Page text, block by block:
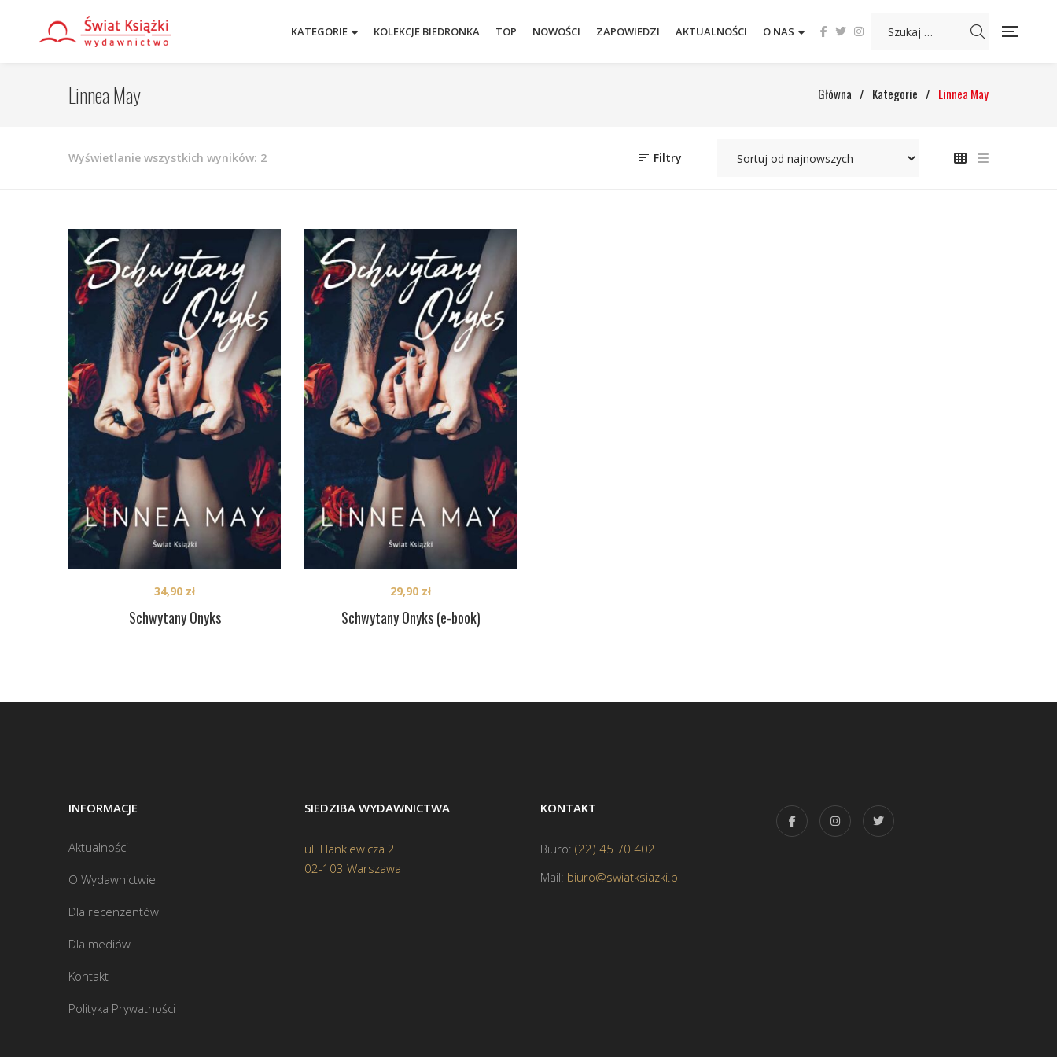
KATEGORIE KOLEKCJE BIEDRONKA TOP NOWOŚCI ZAPOWIEDZI AKTUALNOŚCI O NAS
Linnea May Główna / Kategorie / Linnea May
Wyświetlanie wszystkich wyników: 2Posortowane
Filtry
Schwytany Onyks
34,90 zł
Schwytany Onyks (e-book)
29,90 zł
INFORMACJE
Aktualności
O Wydawnictwie
Dla recenzentów
Dla mediów
Kontakt
Polityka Prywatności
SIEDZIBA WYDAWNICTWA
ul. Hankiewicza 2
02-103 Warszawa
KONTAKT
Biuro: (22) 45 70 402
Mail: biuro@swiatksiazki.pl